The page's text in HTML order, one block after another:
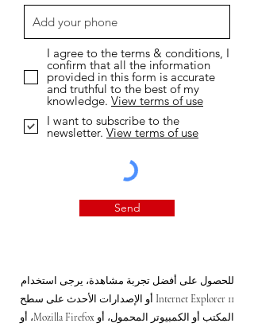
I agree to the terms & conditions, I
confirm that all the information
provided in this form is accurate
and truthful to the best of my
knowledge. View terms of use
I want to subscribe to the
newsletter. View terms of use
Send
للحصول على أفضل تجربة مشاهدة، يرجى استخدام
Internet Explorer 11 أو الإصدارات الأحدث على سطح
المكتب أو الكمبيوتر المحمول، أو Mozilla Firefox، أو